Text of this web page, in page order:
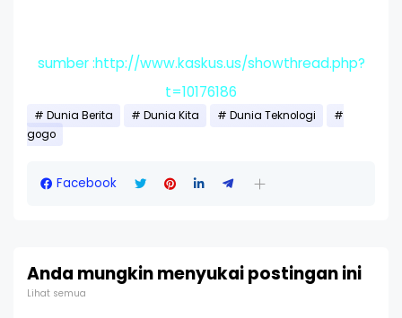
sumber :http://www.kaskus.us/showthread.php?
t=10176186
Dunia Berita Dunia Kita
Dunia Teknologi
gogo
Facebook
Anda mungkin menyukai postingan ini
Lihat semua